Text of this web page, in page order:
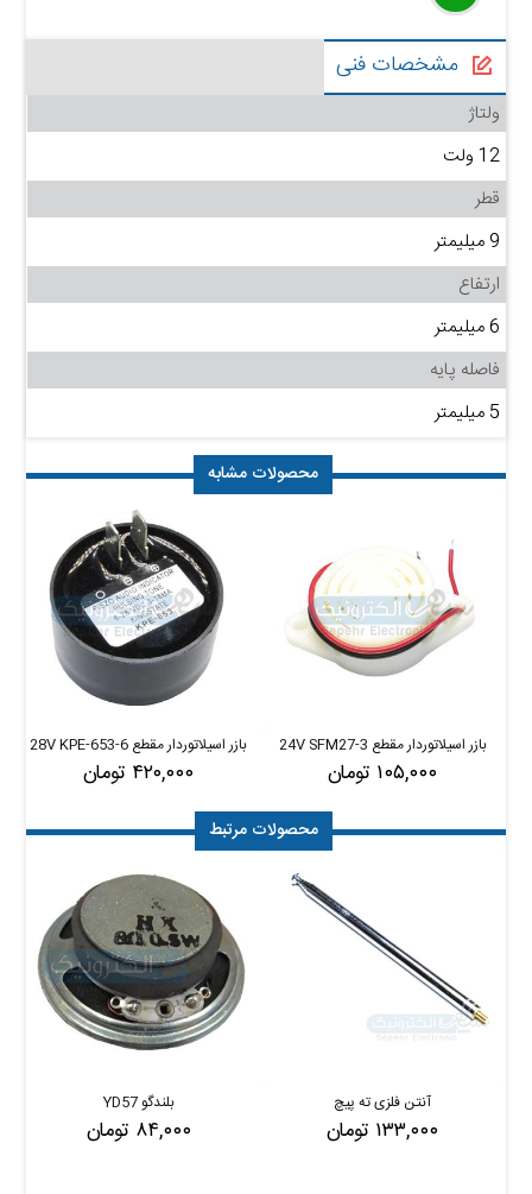
مشخصات فنی
ولتاژ
12 ولت
قطر
9 میلیمتر
ارتفاع
6 میلیمتر
فاصله پایه
5 میلیمتر
محصولات مشابه
بازر اسیلاتوردار مقطع 3-24V SFM27
۱۰۵,۰۰۰ تومان
بازر اسیلاتوردار مقطع 6-28V KPE-653
۴۲۰,۰۰۰ تومان
محصولات مرتبط
آنتن فلزی ته پیچ
۱۳۳,۰۰۰ تومان
بلندگو YD57
۸۴,۰۰۰ تومان